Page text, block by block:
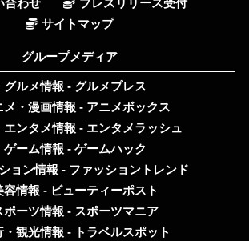
合わせ
プレスリリース受付
サイトマップ
グループメディア
グルメ情報 - グルメプレス
メ・漫画情報 - アニメボックス
エンタメ情報 - エンタメラッシュ
ゲーム情報 - ゲームハック
ョン情報 - ファッショントレンド
容情報 - ビューティーポスト
ポーツ情報 - スポーツマニア
・観光情報 - トラベルスポット